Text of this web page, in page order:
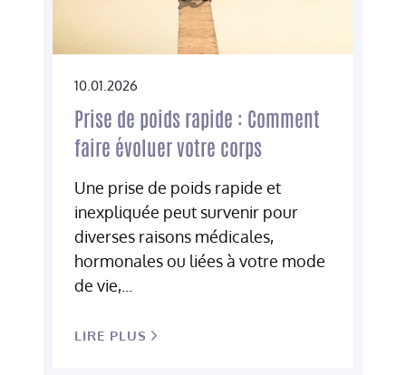
10.01.2026
Prise de poids rapide : Comment
faire évoluer votre corps
Une prise de poids rapide et
inexpliquée peut survenir pour
diverses raisons médicales,
hormonales ou liées à votre mode
de vie,...
LIRE PLUS